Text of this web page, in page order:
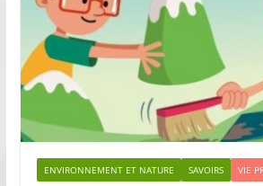
ENVIRONNEMENT ET NATURE SAVOIRS VIE